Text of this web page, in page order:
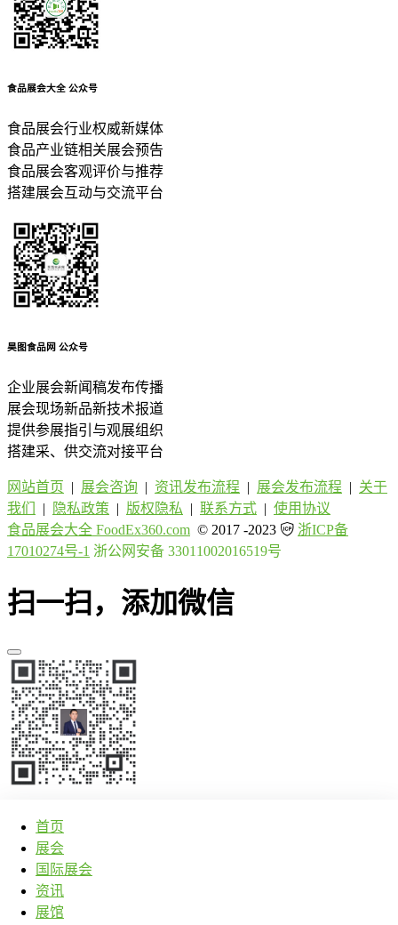
首页
展会
国际展会
资讯
展馆
食品展会大全 公众号
食品展会行业权威新媒体
食品产业链相关展会预告
食品展会客观评价与推荐
搭建展会互动与交流平台
昊图食品网 公众号
企业展会新闻稿发布传播
展会现场新品新技术报道
提供参展指引与观展组织
搭建采、供交流对接平台
网站首页 | 展会咨询 | 资讯发布流程 | 展会发布流程 | 关于
我们
| 隐私政策 | 版权隐私 | 联系方式 | 使用协议
食品展会大全 FoodEx360.com © 2017 -2023
浙ICP备
17010274号-1 浙公网安备 33011002016519号
扫一扫，添加微信